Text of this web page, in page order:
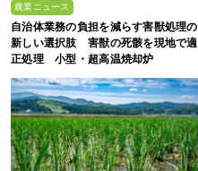
農業ニュース
自治体業務の負担を減らす害獣処理の
新しい選択肢 害獣の死骸を現地で適
正処理 小型・超高温焼却炉
『ACE0.5型』